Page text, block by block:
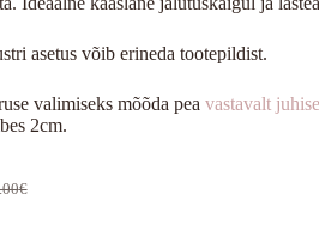
asetus võib erineda tootepildist.
valimiseks mõõda pea vastavalt
2cm.
€